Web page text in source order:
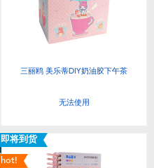
三丽鸥 美乐蒂DIY奶油胶下午茶
无法使用
即将到货
hot!